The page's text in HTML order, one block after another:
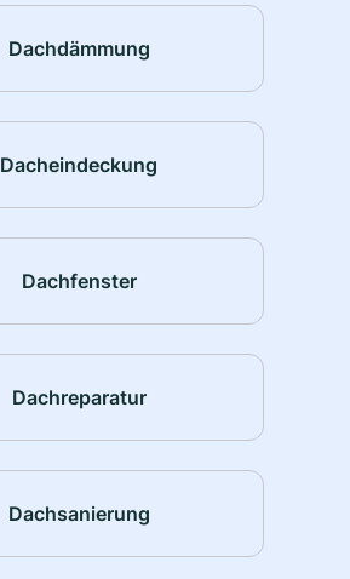
Dachdämmung
Dacheindeckung
Dachfenster
Dachreparatur
Dachsanierung